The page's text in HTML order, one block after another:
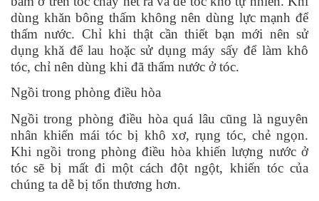
dùng khăn bông thấm không nên dùng lực mạnh để
thấm nước. Chỉ khi thật cần thiết bạn mới nên sử
dụng khă để lau hoặc sử dụng máy sấy để làm khô
tóc, chỉ nên dùng khi đã thấm nước ở tóc.
Ngồi trong phòng điều hòa
Ngồi trong phòng điều hòa quá lâu cũng là nguyên
nhân khiến mái tóc bị khô xơ, rụng tóc, chẻ ngọn.
Khi ngồi trong phòng điều hòa khiến lượng nước ở
tóc sẽ bị mất đi một cách đột ngột, khiến tóc của
chúng ta dễ bị tổn thương hơn.